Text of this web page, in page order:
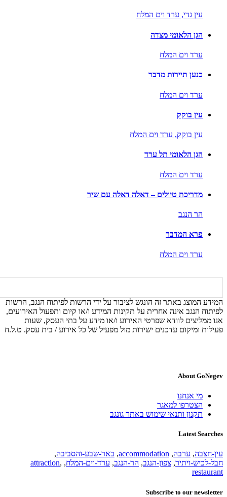
עין גדי, ערד וים המלח
הגן הלאומי מצדה
ערד וים המלח
כנען תיירות מדבר
ערד וים המלח
עין בוקק
עין בוקק, ערד וים המלח
הגן הלאומי תל ערד
ערד וים המלח
מדריכת טיולים – דאלה דאלה עם שיר
הר הנגב
פרא המדבר
ערד וים המלח
המידע המוצג באתר זה הונגש לציבור על ידי הרשות לפיתוח הנגב, הרשות
לפיתוח הנגב אינה אחרית על תקינות המידע ו/או קיום ותפעול האירועים,
אנו ממליצים לוודא שפרטי האירוע ו/או מידע על בתי העסק, שעות
פעילות ומיקום עדכנים ישירות מול מפעיל של כל אירוע / בית עסק. ט.ל.ח
About GoNegev
מי אנחנו
הצטרפו למאגר
תקנון ותנאי שימוש באתר גונגב
Latest Searches
עין-חצבה, ערבה,
accommodation
, באר-שבע-והסביבה,
חבל-לכיש-ויתיר, צפון-הנגב, הר-הנגב, ערד-וים-המלח,
attraction,
restaurant
Subscribe to our newsletter